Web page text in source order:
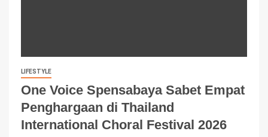
LIFESTYLE
One Voice Spensabaya Sabet Empat
Penghargaan di Thailand
International Choral Festival 2026